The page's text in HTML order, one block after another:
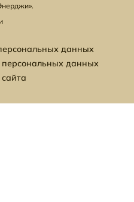
данных
персональных данных